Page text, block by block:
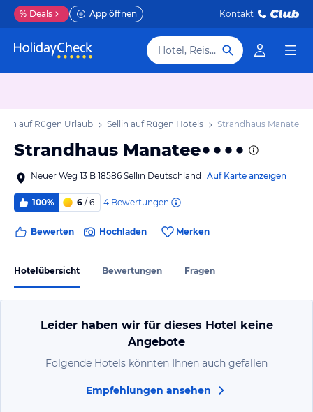
% Deals App öffnen Kontakt
Hotel, Reiseziel
auf Rügen Urlaub Sellin auf Rügen Hotels Strandhaus Manatee
Strandhaus Manatee
Neuer Weg 13 B 18586 Sellin Deutschland Auf Karte anzeigen
100% 6 / 6 4 Bewertungen
Bewerten Hochladen Merken
Hotelübersicht Bewertungen Fragen
Leider haben wir für dieses Hotel keine
Angebote
Folgende Hotels könnten Ihnen auch gefallen
Empfehlungen ansehen